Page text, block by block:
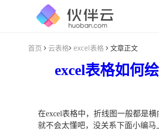
首页 云表格 excel表格 文章正文
excel表格如何
在excel表格中，折线图一般都是
就不会太懂吧，没关系下面小编